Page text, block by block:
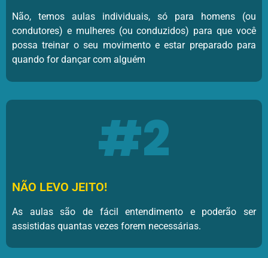
Não, temos aulas individuais, só para homens (ou
condutores) e mulheres (ou conduzidos) para que você
possa treinar o seu movimento e estar preparado para
quando for dançar com alguém
#2
NÃO LEVO JEITO!
As aulas são de fácil entendimento e poderão ser
assistidas quantas vezes forem necessárias.